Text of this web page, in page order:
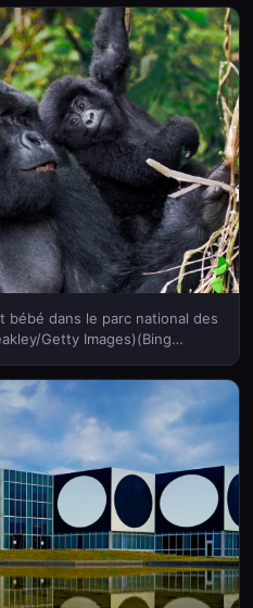
bébé dans le parc national des
Getty Images)(Bing